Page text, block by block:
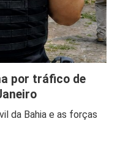
por tráfico de
da Bahia e as forças